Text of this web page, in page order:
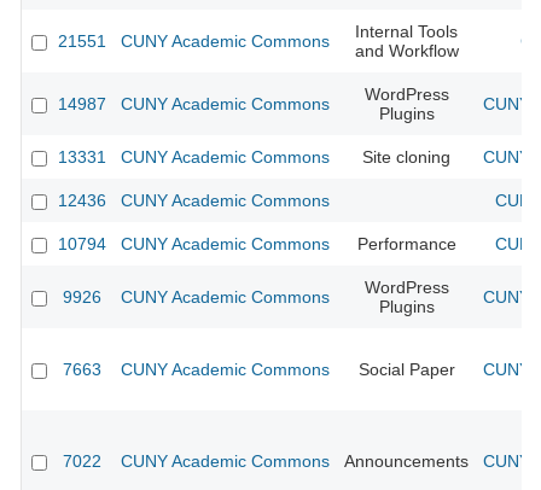
21551 CUNY Academic Commons
Internal Tools
and Workflow
14987 CUNY Academic Commons
WordPress
Plugins
CUNY
13331 CUNY Academic Commons Site cloning CUNY
12436 CUNY Academic Commons
10794 CUNY Academic Commons Performance
9926 CUNY Academic Commons
WordPress
Plugins
CUNY
7663 CUNY Academic Commons Social Paper CUNY
7022 CUNY Academic Commons Announcements CUNY